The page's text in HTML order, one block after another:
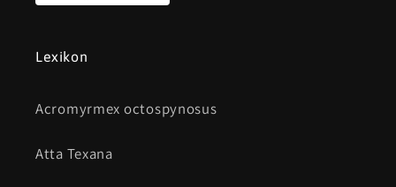
Lexikon
Acromyrmex octospynosus
Atta Texana